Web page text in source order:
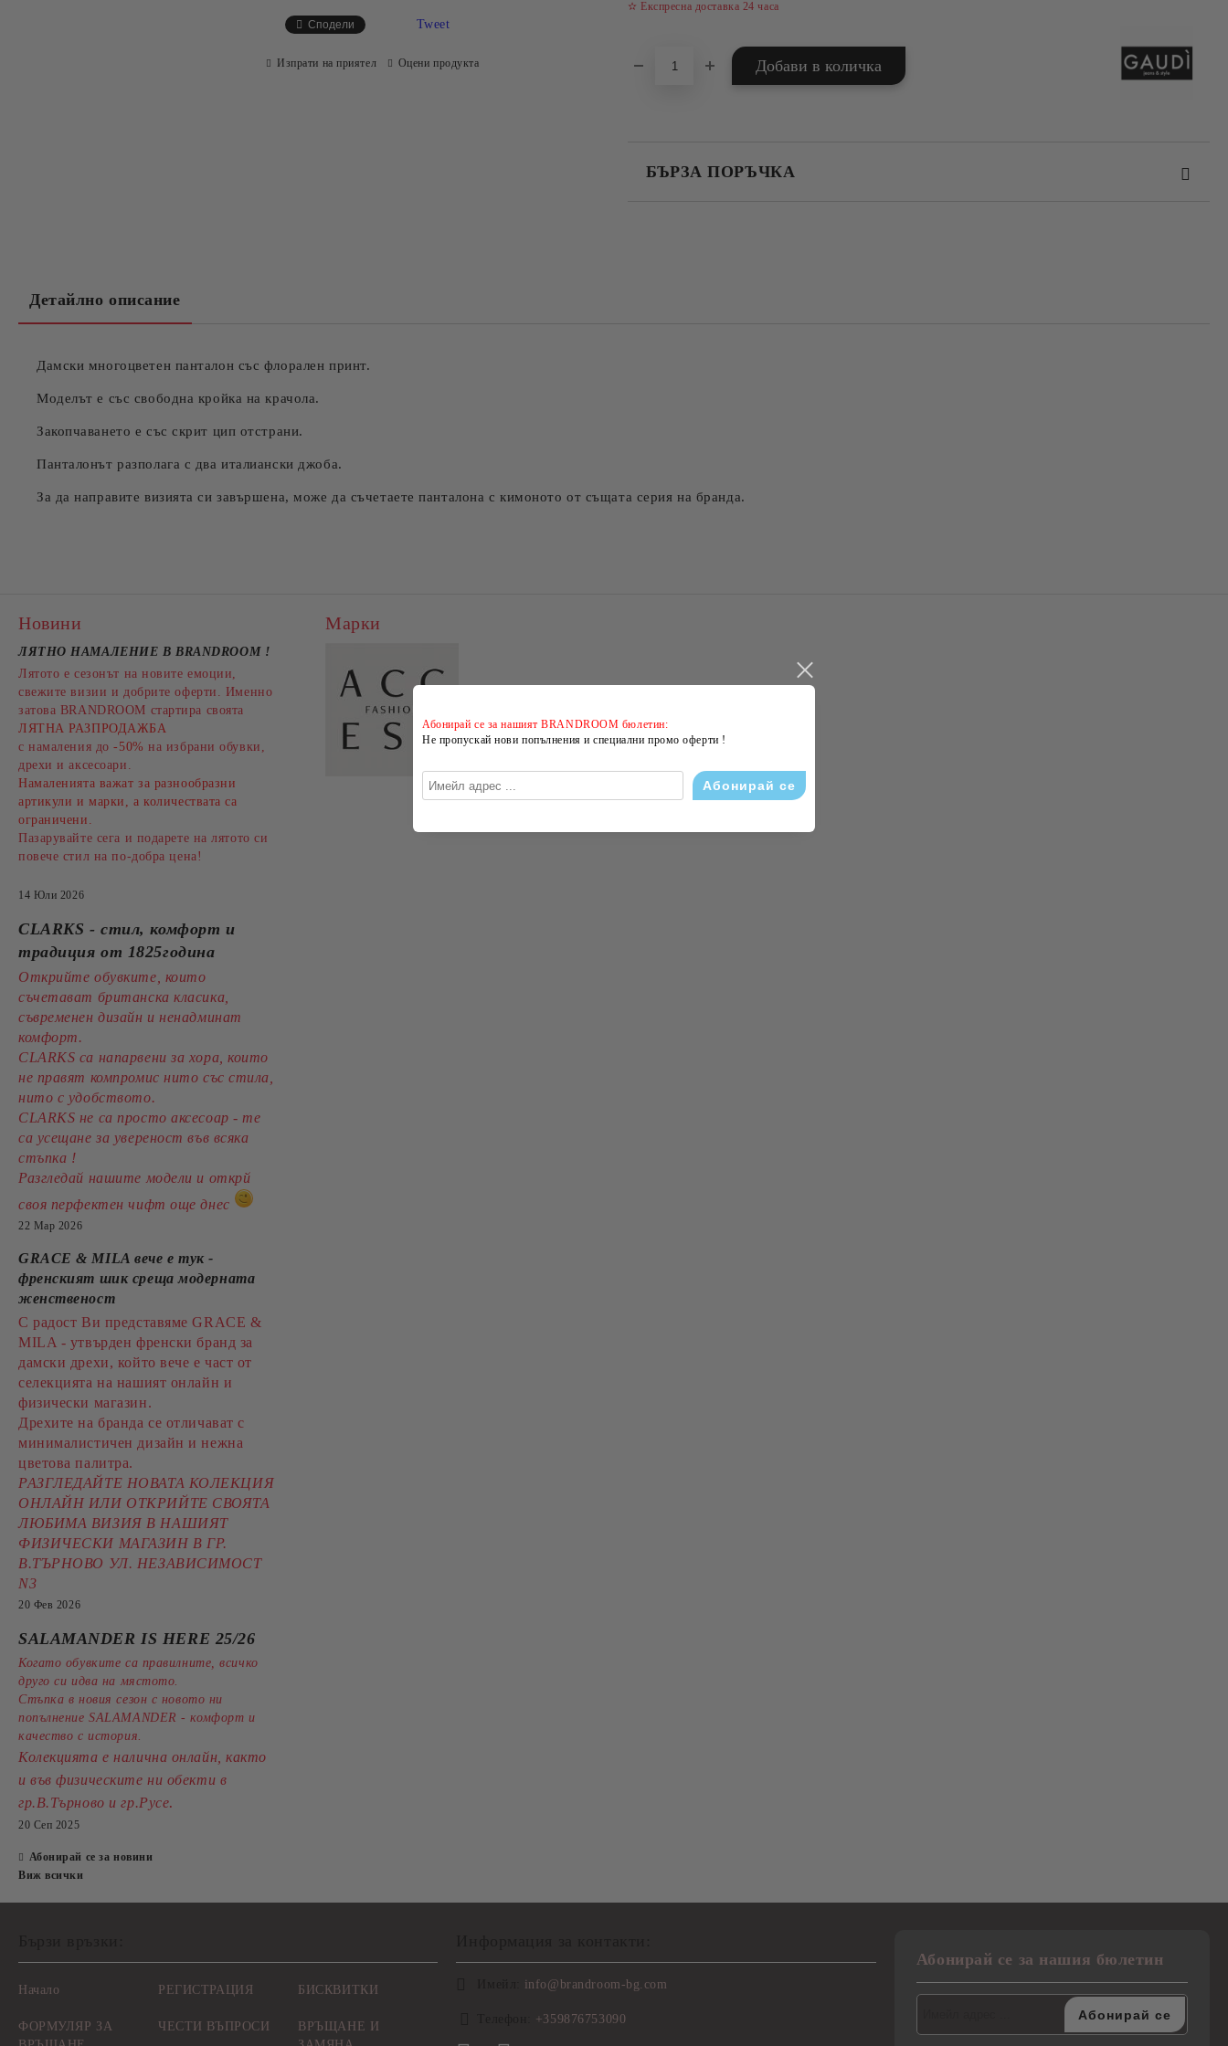
✫ Експресна доставка 24 часа
БЪРЗА ПОРЪЧКА
Сподели Tweet
Изпрати на приятел Оцени продукта
Детайлно описание
Дамски многоцветен панталон със флорален принт.
Моделът е със свободна кройка на крачола.
Закопчаването е със скрит цип отстрани.
Панталонът разполага с два италиански джоба.
За да направите визията си завършена, може да съчетаете панталона с кимоното от същата серия на бранда.
Новини
ЛЯТНО НАМАЛЕНИЕ В BRANDROOM !
Лятото е сезонът на новите емоции,
свежите визии и добрите оферти. Именно
затова BRANDROOM стартира своята
ЛЯТНА РАЗПРОДАЖБА
с намаления до -50% на избрани обувки,
дрехи и аксесоари.
Намаленията важат за разнообразни
артикули и марки, а количествата са
ограничени.
Пазарувайте сега и подарете на лятото си
повече стил на по-добра цена!
14 Юли 2026
CLARKS - стил, комфорт и
традиция от 1825година
Открийте обувките, които
съчетават британска класика,
съвременен дизайн и ненадминат
комфорт.
CLARKS са напарвени за хора, които
не правят компромис нито със стила,
нито с удобството.
CLARKS не са просто аксесоар - те
са усещане за увереност във всяка
стъпка !
Разгледай нашите модели и открй
своя перфектен чифт още днес
22 Мар 2026
GRACE & MILA вече е тук -
френският шик среща модерната
женственост
С радост Ви представяме GRACE &
MILA - утвърден френски бранд за
дамски дрехи, който вече е част от
селекцията на нашият онлайн и
физически магазин.
Дрехите на бранда се отличават с
минималистичен дизайн и нежна
цветова палитра.
РАЗГЛЕДАЙТЕ НОВАТА КОЛЕКЦИЯ
ОНЛАЙН ИЛИ ОТКРИЙТЕ СВОЯТА
ЛЮБИМА ВИЗИЯ В НАШИЯТ
ФИЗИЧЕСКИ МАГАЗИН В ГР.
В.ТЪРНОВО УЛ. НЕЗАВИСИМОСТ
N3
20 Фев 2026
SALAMANDER IS HERE 25/26
Когато обувките са правилните, всичко
друго си идва на мястото.
Стъпка в новия сезон с новото ни
попълнение SALAMANDER - комфорт и
качество с история.
Колекцията е налична онлайн, както
и във физическите ни обекти в
гр.В.Търново и гр.Русе.
20 Сеп 2025
Абонирай се за новини
Виж всички
Марки
Начало
ФОРМУЛЯР ЗА
РЕГИСТРАЦИЯ
ЧЕСТИ ВЪПРОСИ
БИСКВИТКИ
ВРЪЩАНЕ И
info@brandroom-bg.com
+359876753090
Абонирай се за нашия бюлетин
Абонирай се за нашият BRANDROOM бюлетин:
Не пропускай нови попълнения и специални промо оферти !